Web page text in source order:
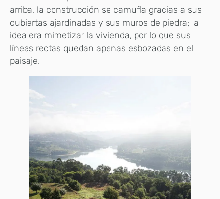
arriba, la construcción se camufla gracias a sus
cubiertas ajardinadas y sus muros de piedra; la
idea era mimetizar la vivienda, por lo que sus
líneas rectas quedan apenas esbozadas en el
paisaje.